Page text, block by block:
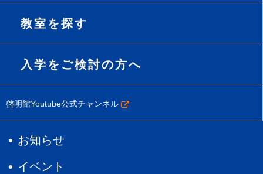
教室を探す
入学をご検討の方へ
啓明館Youtube公式チャンネル
お知らせ
イベント